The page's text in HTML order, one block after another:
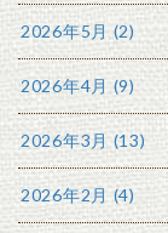
2026年5月 (2)
2026年4月 (9)
2026年3月 (13)
2026年2月 (4)